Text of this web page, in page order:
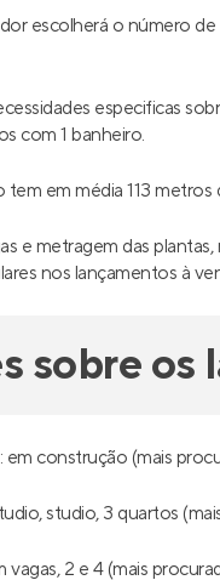
escolherá o número
especificas
com 1 banheiro.
tem em média 113
e metragem das
nos lançamentos à
sobre os
em construção (mais
studio, 3 quartos
vagas, 2 e 4 (mais